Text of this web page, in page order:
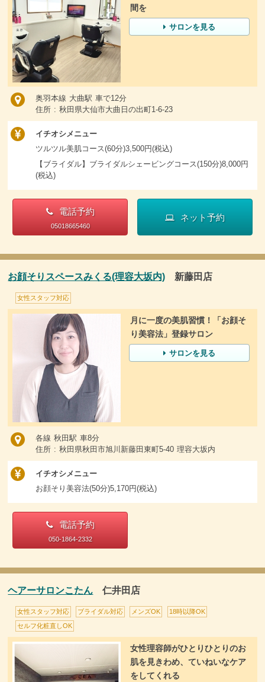
間を
サロンを見る
奥羽本線 大曲駅 車で12分
住所 : 秋田県大仙市大曲日の出町1-6-23
イチオシメニュー
ツルツル美肌コース(60分)3,500円(税込)
【ブライダル】ブライダルシェービングコース(150分)8,000円
(税込)
電話予約
05018665460
ネット予約
お顔そりスペースみくる(理容大坂内) 新藤田店
女性スタッフ対応
月に一度の美肌習慣！「お顔そ
り美容法」登録サロン
サロンを見る
各線 秋田駅 車8分
住所 : 秋田県秋田市旭川新藤田東町5-40 理容大坂内
イチオシメニュー
お顔そり美容法(50分)5,170円(税込)
電話予約
050-1864-2332
ヘアーサロンこたん 仁井田店
女性スタッフ対応 ブライダル対応 メンズOK 18時以降OK
セルフ化粧直しOK
女性理容師がひとりひとりのお
肌を見きわめ、ていねいなケア
をしてくれる